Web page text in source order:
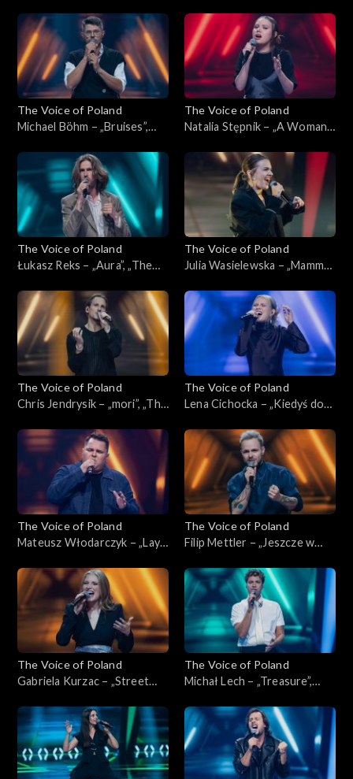
Live 1, 8 listopada 2025
Voice of Poland”, Nokaut, 1
listopada 2025
The Voice of Poland
Michael Böhm – „Bruises”,
Nokaut, 1 listopada 2025
The Voice of Poland
Natalia Stępnik – „A Woman's
Poland”, Nokaut, 1 listopada
2025
The Voice of Poland
Łukasz Reks – „Aura”, „The
listopada 2025
The Voice of Poland
Julia Wasielewska – „Mamma
Poland”, Nokaut, 1 listopada
2025
The Voice of Poland
Chris Jendrysik – „mori”, „The
listopada 2025
The Voice of Poland
Lena Cichocka – „Kiedyś do
Poland”, Nokaut, 1 listopada
2025
The Voice of Poland
Mateusz Włodarczyk – „Lay
Poland”, Nokaut, 1 listopada
2025
The Voice of Poland
Filip Mettler – „Jeszcze w
Poland”, Nokaut, 1 listopada
2025
The Voice of Poland
Gabriela Kurzac – „Street
Nokaut, 1 listopada 2025
The Voice of Poland
Michał Lech – „Treasure”,
Nokaut, 1 listopada 2025